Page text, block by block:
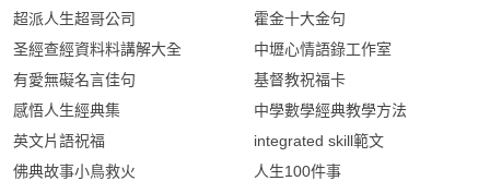
超派人生超哥公司
圣經查經資料料講解大全
有愛無礙名言佳句
感悟人生經典集
英文片語祝福
佛典故事小鳥救火
霍金十大金句
中壢心情語錄工作室
基督教祝福卡
中學數學經典教學方法
integrated skill範文
人生100件事